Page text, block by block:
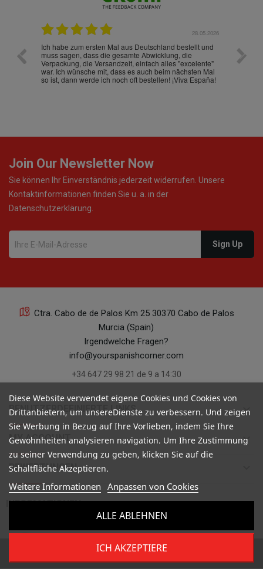
28.05.2026
Ich habe zum ersten Mal aus Deutschland bestellt und
muss sagen, dass die gesamte Abwicklung, die
Verpackung, die Versandzeit, einfach alles "excelente"
war. Ich wünsche mit, dass es auch beim nächsten Mal
so ist, dann werde ich noch oft bestellen! ¡Viva España!
Die
gut
ist
Join Our Newsletter Now
Sie können Ihr Einverständnis jederzeit widerrufen. Unsere
Kontaktinformationen finden Sie u. a. in der
Datenschutzerklärung.
Ctra. Cabo de de Palos Km 25 30370 Cabo de Palos
Murcia (Spain)
Irgendwelche Fragen?
info@yourspanishcorner.com
+34 647 29 98 21 de 9 a 14:30
BENUTZERDEFINIERTE LINKS keyboard_arrow_down
MY ACCOUNT keyboard_arrow_down
BEWERTUNGEN
INFORMATIONEN 
Diese Website verwendet eigene Cookies und Cookies von
Drittanbietern, um unsereDienste zu verbessern. Und zeigen
Sie Werbung in Bezug auf Ihre Vorlieben, indem Sie Ihre
Gewohnheiten analysieren navigation. Um Ihre Zustimmung
zu seiner Verwendung zu geben, klicken Sie auf die
Schaltfläche Akzeptieren.
Weitere Informationen Anpassen von Cookies
ALLE ABLEHNEN
ICH AKZEPTIERE
Your Spanish Corner. Todos los derechos reservados